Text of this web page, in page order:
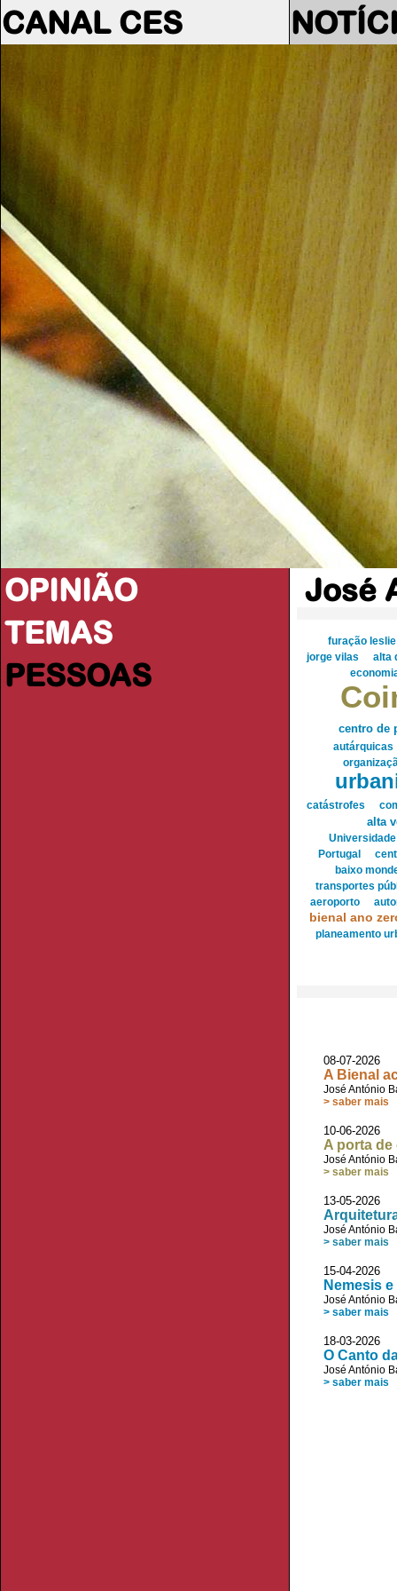
CANAL CES
OPINIÃO
TEMAS
PESSOAS
José
furação leslie
jorge vilas
alta
centro de
autárquicas
catástrofes
alta
Portugal
baixo
transportes
aeroporto
bienal ano
planeamento
08-07-
A Bienal
José António
> saber mais
10-06-
A porta de
José António
> saber mais
13-05-
José António
> saber mais
15-04-
Nemesis
José António
> saber mais
18-03-
O Canto
José António
> saber mais